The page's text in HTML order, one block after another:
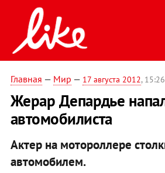
Главная — Мир — 17 августа 2012, 15:26
Жерар Депардье
автомобилиста
Актер на мотороллере
автомобилем.